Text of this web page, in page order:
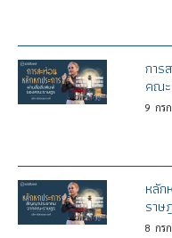
การ
คณ
9 กร
หลั
ราษ
8 กร